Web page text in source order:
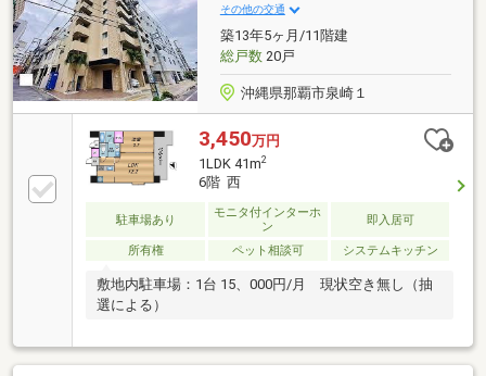
その他の交通
築13年5ヶ月/11階建
総戸数20戸
沖縄県那覇市泉崎１
3,450万円
1LDK 41m2
6階 西
駐車場あり
モニタ付インターホ
ン
即入居可
所有権 ペット相談可 システムキッチン
敷地内駐車場：1台 15、000円/月 現状空き無し（抽
選による）